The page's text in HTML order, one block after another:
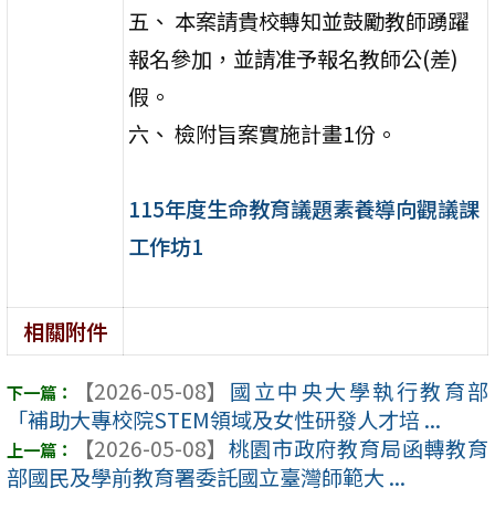
五、 本案請貴校轉知並鼓勵教師踴躍
報名參加，並請准予報名教師公(差)
假。
六、 檢附旨案實施計畫1份。
115年度生命教育議題素養導向觀議課
工作坊1
相關附件
【2026-05-08】 國立中央大學執行教育部
「補助大專校院STEM領域及女性研發人才培 ...
【2026-05-08】 桃園市政府教育局函轉教育
部國民及學前教育署委託國立臺灣師範大 ...